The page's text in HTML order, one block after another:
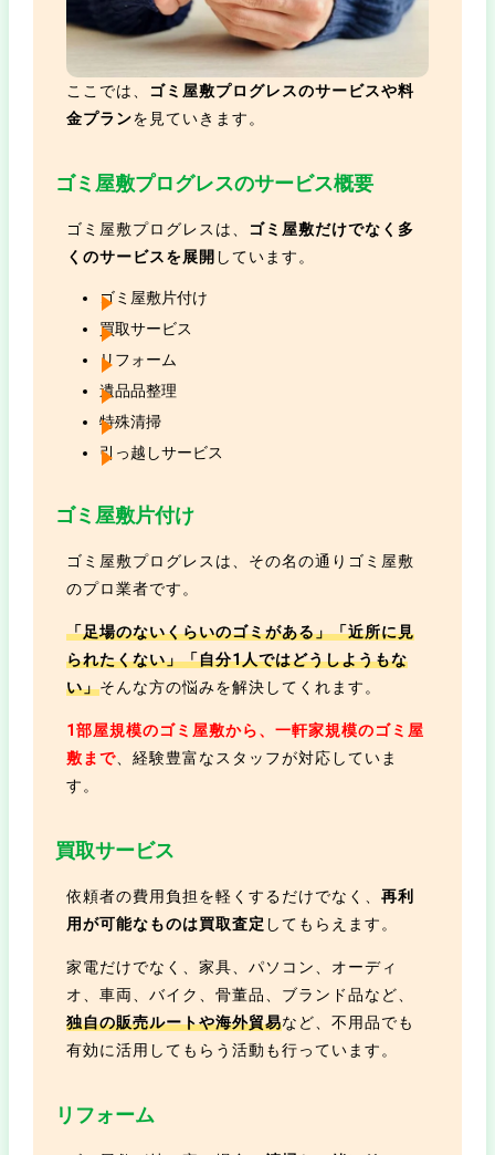
ここでは、
ゴミ屋敷プログレスのサービスや料
金プランを見ていきます。
ゴミ屋敷プログレスのサービス概要
ゴミ屋敷プログレスは、
ゴミ屋敷だけでなく多
くのサービスを展開 しています。
ゴミ屋敷片付け
買取サービス
リフォーム
遺品品整理
特殊清掃
引っ越しサービス
ゴミ屋敷片付け
ゴミ屋敷プログレスは、その名の通りゴミ屋敷
のプロ業者です。
「足場のないくらいのゴミがある」「近所に見
られたくない」「自分1人ではどうしようもな
い」そんな方の悩みを解決してくれます。
1部屋規模のゴミ屋敷から、一軒家規模のゴミ屋
敷まで 、経験豊富なスタッフが対応していま
す。
買取サービス
依頼者の費用負担を軽くするだけでなく、再利
用が可能なものは買取査定 してもらえます。
家電だけでなく、家具、パソコン、オーディ
オ、車両、バイク、骨董品、ブランド品など、
独自の販売ルートや海外貿易など、不用品でも
有効に活用してもらう活動も行っています。
リフォーム